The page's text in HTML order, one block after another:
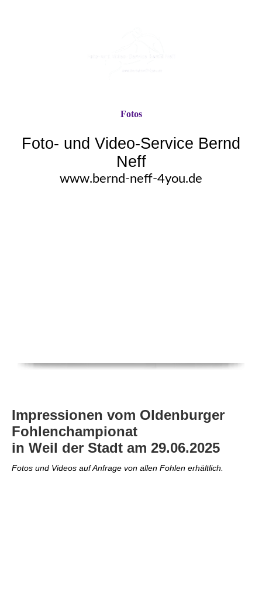
Foto- und Video-Service Bernd
Neff
www.bernd-neff-4you.de
Fotos
Impressionen vom Oldenburger
Fohlenchampionat
in Weil der Stadt am 29.06.2025
Fotos und Videos auf Anfrage von allen Fohlen erhältlich.